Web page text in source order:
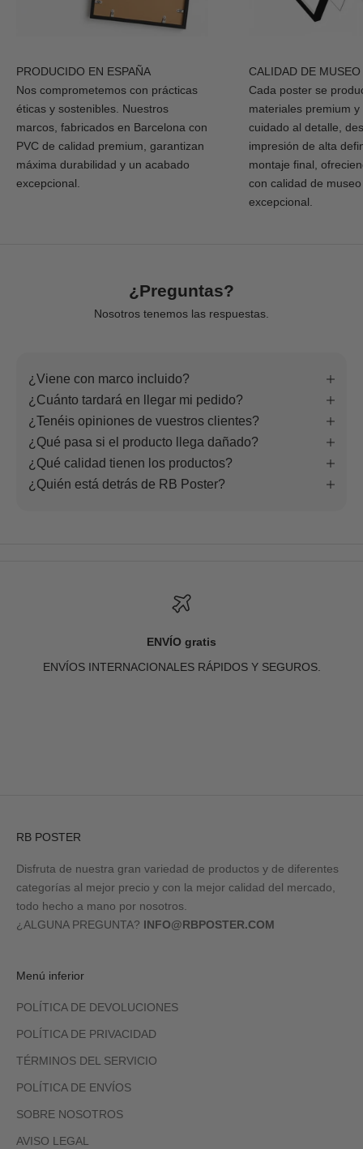
PRODUCIDO EN ESPAÑA
Nos comprometemos con prácticas
éticas y sostenibles. Nuestros
marcos, fabricados en Barcelona con
PVC de calidad premium, garantizan
máxima durabilidad y un acabado
excepcional.
CALIDAD DE MUSEO
Cada poster se
materiales premium
cuidado al detalle,
impresión de alta
montaje final,
con calidad de
excepcional.
¿Preguntas?
Nosotros tenemos las respuestas.
¿Viene con marco incluido?
¿Cuánto tardará en llegar mi pedido?
¿Tenéis opiniones de vuestros clientes?
¿Qué pasa si el producto llega dañado?
¿Qué calidad tienen los productos?
¿Quién está detrás de RB Poster?
ENVÍO gratis
ENVÍOS INTERNACIONALES RÁPIDOS Y SEGUROS.
RB POSTER
Disfruta de nuestra gran variedad de productos y de diferentes
categorías al mejor precio y con la mejor calidad del mercado,
todo hecho a mano por nosotros.
¿ALGUNA PREGUNTA? INFO@RBPOSTER.COM
Menú inferior
POLÍTICA DE DEVOLUCIONES
POLÍTICA DE PRIVACIDAD
TÉRMINOS DEL SERVICIO
POLÍTICA DE ENVÍOS
SOBRE NOSOTROS
AVISO LEGAL